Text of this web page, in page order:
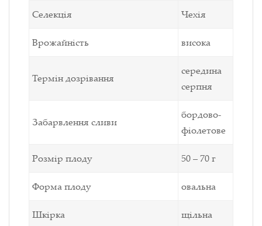
Селекція Чехія
Врожайність висока
Термін дозрівання
середина
серпня
Забарвлення сливи
бордово-
фіолетове
Розмір плоду 50 – 70 г
Форма плоду овальна
Шкірка щільна